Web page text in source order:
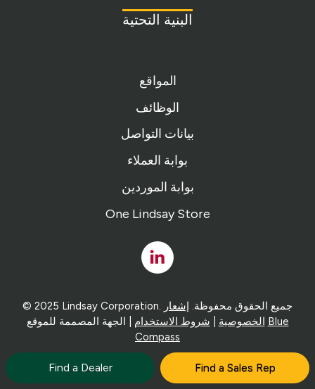
Find a Dealer Find a Sales Rep
البنية التحتية
المواقع
الوظائف
بيانات التواصل
بوابة العملاء
بوابة الموردين
One Lindsay Store
Linked
In
© 2025 Lindsay Corporation. جميع الحقوق محفوظة. إشعار
الخصوصية
شروط الاستخدام
Blue
Compass